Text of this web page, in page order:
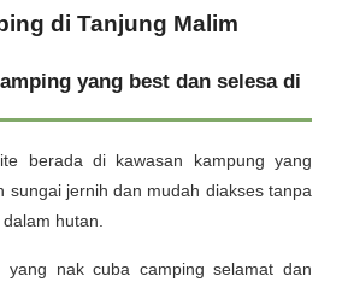
di Tanjung Malim
yang best dan selesa di
berada di kawasan kampung yang
sungai jernih dan mudah diakses tanpa
hutan.
yang nak cuba camping selamat dan